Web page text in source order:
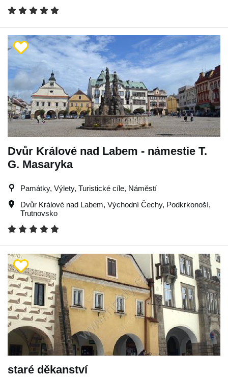
Dvůr Králové nad Labem - námestie T.
G. Masaryka
Památky, Výlety, Turistické cíle, Náměstí
Dvůr Králové nad Labem, Východní Čechy, Podkrkonoší,
Trutnovsko
staré děkanství